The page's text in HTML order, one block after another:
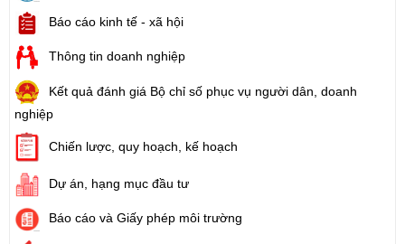
Báo cáo kinh tế - xã hội
Thông tin doanh nghiệp
Kết quả đánh giá Bộ chỉ số phục vụ người dân, doanh
nghiệp
Chiến lược, quy hoạch, kế hoạch
Dự án, hạng mục đầu tư
Báo cáo và Giấy phép môi trường